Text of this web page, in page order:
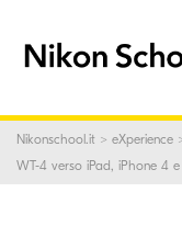
Nikonschool.it > eXperience
WT-4 verso iPad, iPhone 4